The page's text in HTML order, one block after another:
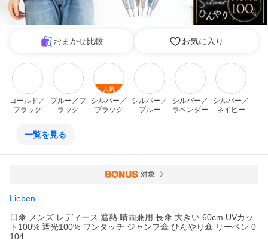
おまかせ比較 お気に入り
ゴールド／
ブラック
ブルー／ブ
ラック
人気
シルバー／
ブラック
シルバー／
ブルー
シルバー／
ラベンダー
シルバー／
ネイビー
一覧を見る
対象
Lieben
日傘 メンズ レディース 遮熱 晴雨兼用 長傘 大きい 60cm UVカッ
ト100% 遮光100% ワンタッチ ジャンプ傘 ひんやり傘 リーベン 0
104